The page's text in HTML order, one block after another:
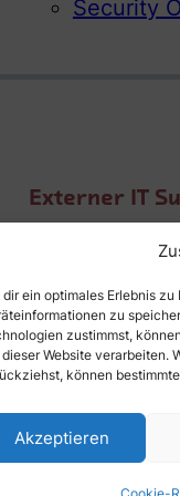
dir ein optimales Erlebnis
zu
zustimmst,
Website verarbeiten.
können
Akzeptieren
Security
Externer IT
IT Service
IT